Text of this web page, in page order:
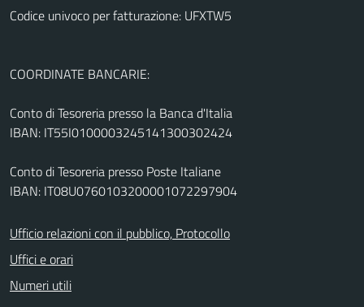
Codice univoco per fatturazione: UFXTW5
COORDINATE BANCARIE:
Conto di Tesoreria presso la Banca d'Italia
IBAN: IT55I0100003245141300302424
Conto di Tesoreria presso Poste Italiane
IBAN: IT08U0760103200001072297904
Ufficio relazioni con il pubblico, Protocollo
Uffici e orari
Numeri utili